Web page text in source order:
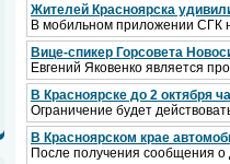
Жителей Красноярска
В мобильном приложении СГК
Вице-спикер Горсовета
Евгений Яковенко является
В Красноярске до 2 октября
Ограничение будет
В Красноярском крае
После получения сообщения